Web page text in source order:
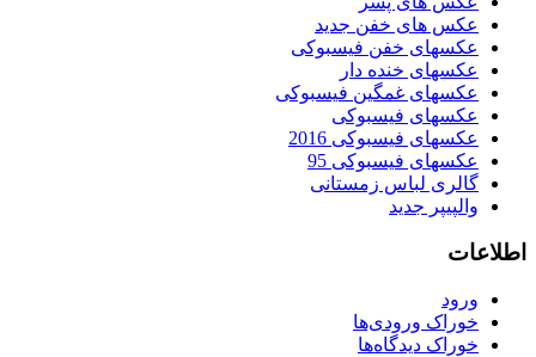
عکس های خفن جدید
عکسهای خفن فیسبوکی
عکسهای خنده دار
عکسهای غمگین فیسبوکی
عکسهای فیسبوکی
عکسهای فیسبوکی 2016
عکسهای فیسبوکی 95
گالری لباس زمستانی
والپیپر جدید
اطلاعات
ورود
خوراک ورودی‌ها
خوراک دیدگاه‌ها